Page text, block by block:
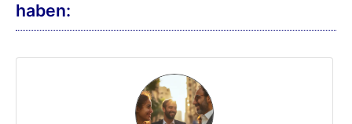
haben: